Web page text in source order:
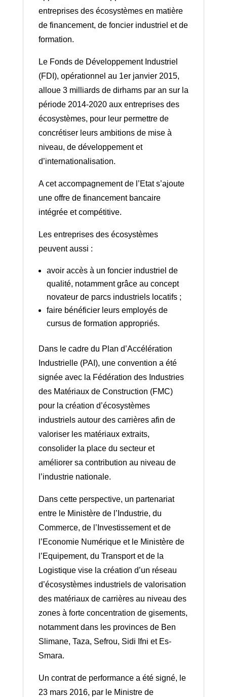
entreprises des écosystèmes en matière
de financement, de foncier industriel et de
formation.
Le Fonds de Développement Industriel
(FDI), opérationnel au 1er janvier 2015,
alloue 3 milliards de dirhams par an sur la
période 2014-2020 aux entreprises des
écosystèmes, pour leur permettre de
concrétiser leurs ambitions de mise à
niveau, de développement et
d’internationalisation.
A cet accompagnement de l’Etat s’ajoute
une offre de financement bancaire
intégrée et compétitive.
Les entreprises des écosystèmes
peuvent aussi :
avoir accès à un foncier industriel de
qualité, notamment grâce au concept
novateur de parcs industriels locatifs ;
faire bénéficier leurs employés de
cursus de formation appropriés.
Dans le cadre du Plan d’Accélération
Industrielle (PAI), une convention a été
signée avec la Fédération des Industries
des Matériaux de Construction (FMC)
pour la création d’écosystèmes
industriels autour des carrières afin de
valoriser les matériaux extraits,
consolider la place du secteur et
améliorer sa contribution au niveau de
l’industrie nationale.
Dans cette perspective, un partenariat
entre le Ministère de l’Industrie, du
Commerce, de l’Investissement et de
l’Economie Numérique et le Ministère de
l’Equipement, du Transport et de la
Logistique vise la création d’un réseau
d’écosystèmes industriels de valorisation
des matériaux de carrières au niveau des
zones à forte concentration de gisements,
notamment dans les provinces de Ben
Slimane, Taza, Sefrou, Sidi Ifni et Es-
Smara.
Un contrat de performance a été signé, le
23 mars 2016, par le Ministre de